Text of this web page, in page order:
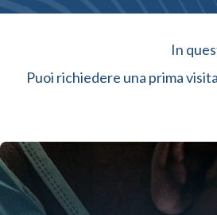
In
Puoi richiedere una prima